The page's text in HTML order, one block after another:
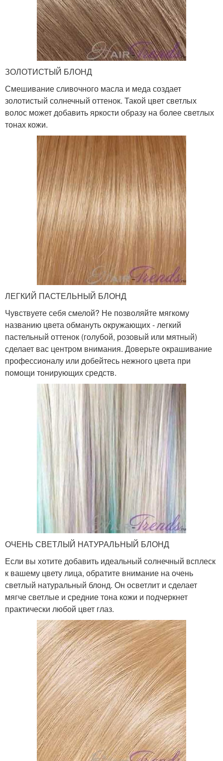
ЗОЛОТИСТЫЙ БЛОНД
Смешивание сливочного масла и меда создает
золотистый солнечный оттенок. Такой цвет светлых
волос может добавить яркости образу на более светлых
тонах кожи.
ЛЕГКИЙ ПАСТЕЛЬНЫЙ БЛОНД
Чувствуете себя смелой? Не позволяйте мягкому
названию цвета обмануть окружающих - легкий
пастельный оттенок (голубой, розовый или мятный)
сделает вас центром внимания. Доверьте окрашивание
профессионалу или добейтесь нежного цвета при
помощи тонирующих средств.
ОЧЕНЬ СВЕТЛЫЙ НАТУРАЛЬНЫЙ БЛОНД
Если вы хотите добавить идеальный солнечный всплеск
к вашему цвету лица, обратите внимание на очень
светлый натуральный блонд. Он осветлит и сделает
мягче светлые и средние тона кожи и подчеркнет
практически любой цвет глаз.